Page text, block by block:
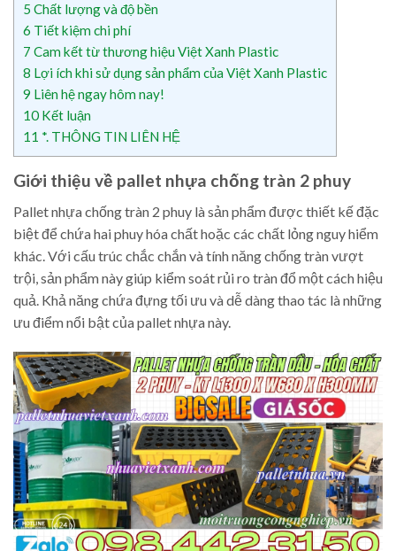
5 Chất lượng và độ bền
6 Tiết kiệm chi phí
7 Cam kết từ thương hiệu Việt Xanh Plastic
8 Lợi ích khi sử dụng sản phẩm của Việt Xanh Plastic
9 Liên hệ ngay hôm nay!
10 Kết luận
11 *. THÔNG TIN LIÊN HỆ
Giới thiệu về pallet nhựa chống tràn 2 phuy
Pallet nhựa chống tràn 2 phuy là sản phẩm được thiết kế đặc
biệt để chứa hai phuy hóa chất hoặc các chất lỏng nguy hiểm
khác. Với cấu trúc chắc chắn và tính năng chống tràn vượt
trội, sản phẩm này giúp kiểm soát rủi ro tràn đổ một cách hiệu
quả. Khả năng chứa đựng tối ưu và dễ dàng thao tác là những
ưu điểm nổi bật của pallet nhựa này.